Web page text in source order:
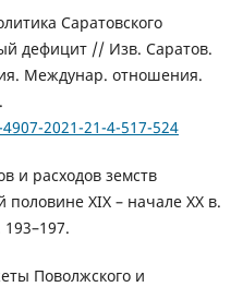
Саратовского
дефицит // Изв. Саратов.
Междунар. отношения.
2021-21-4-517-524
и расходов земств
XIX – начале XX в.
Поволжского и